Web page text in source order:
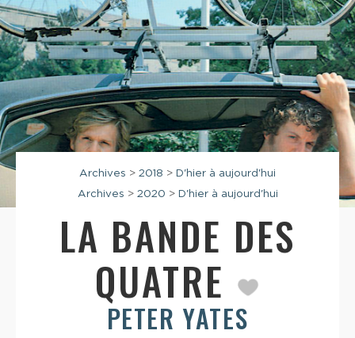
Archives > 2018 > D'hier à aujourd'hui
Archives > 2020 > D'hier à aujourd'hui
LA BANDE DES
QUATRE
PETER YATES